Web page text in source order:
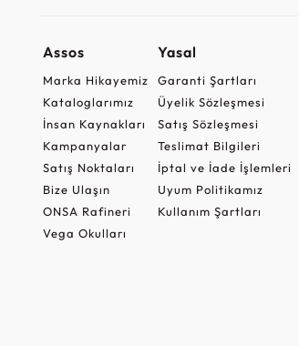
Assos
Marka Hikayemiz
Kataloglarımız
İnsan Kaynakları
Kampanyalar
Satış Noktaları
Bize Ulaşın
ONSA Rafineri
Vega Okulları
Yasal
Garanti Şartları
Üyelik Sözleşmesi
Satış Sözleşmesi
Teslimat Bilgileri
İptal ve İade İşlemleri
Uyum Politikamız
Kullanım Şartları